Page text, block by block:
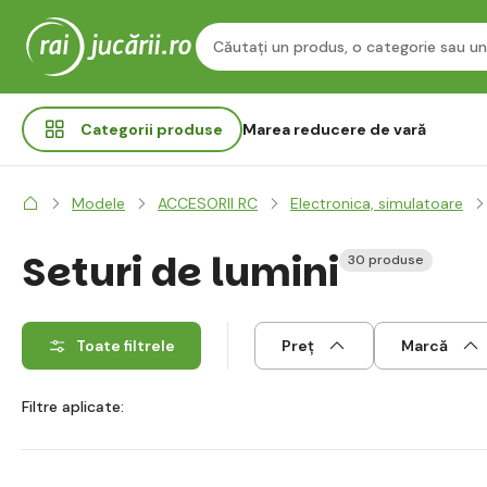
Categorii produse Marea reducere de vară
Modele ACCESORII RC Electronica, simulatoare
Seturi de lumini 30 produse
Toate filtrele Preț Marcă
Filtre aplicate: